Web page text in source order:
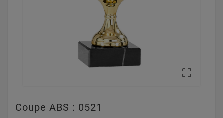

Coupe ABS : 0521